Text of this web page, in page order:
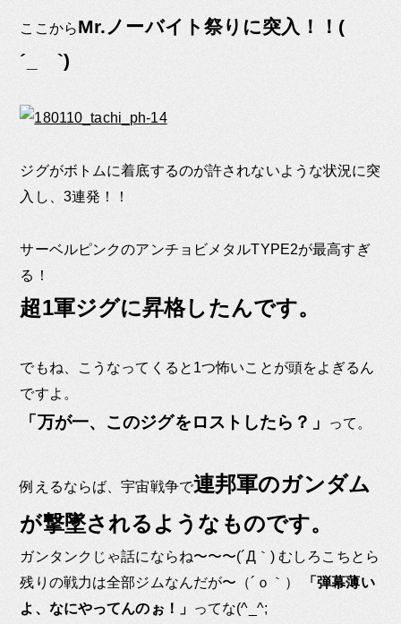
ここからMr.ノーバイト祭りに突入！！(
´_ゝ`)
ジグがボトムに着底するのが許されないような状況に突
入し、3連発！！
サーベルピンクのアンチョビメタルTYPE2が最高すぎ
る！
超1軍ジグに昇格したんです。
でもね、こうなってくると1つ怖いことが頭をよぎるん
ですよ。
「万が一、このジグをロストしたら？」 って。
例えるならば、宇宙戦争で連邦軍のガンダム
が撃墜されるようなものです。
ガンタンクじゃ話にならね〜〜〜(´Д｀) むしろこちとら
残りの戦力は全部ジムなんだが〜（´ｏ｀）
「弾幕薄い
よ、なにやってんのぉ！」 ってな(^_^;